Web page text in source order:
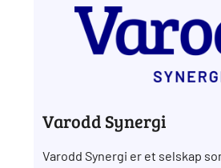
Varodd Synergi
Varodd Synergi er et selskap